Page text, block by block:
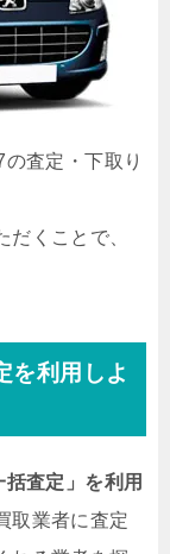
査定・下取り
くことで、
を利用しよ
査定」を利用
取業者に査定